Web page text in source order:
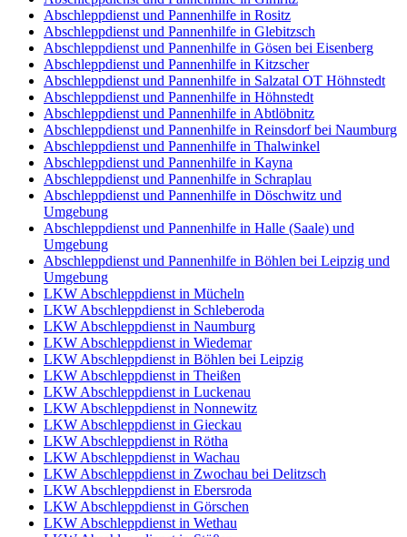
Abschleppdienst und Pannenhilfe in Rositz
Abschleppdienst und Pannenhilfe in Glebitzsch
Abschleppdienst und Pannenhilfe in Gösen bei Eisenberg
Abschleppdienst und Pannenhilfe in Kitzscher
Abschleppdienst und Pannenhilfe in Salzatal OT Höhnstedt
Abschleppdienst und Pannenhilfe in Höhnstedt
Abschleppdienst und Pannenhilfe in Abtlöbnitz
Abschleppdienst und Pannenhilfe in Reinsdorf bei Naumburg
Abschleppdienst und Pannenhilfe in Thalwinkel
Abschleppdienst und Pannenhilfe in Kayna
Abschleppdienst und Pannenhilfe in Schraplau
Abschleppdienst und Pannenhilfe in Döschwitz und
Umgebung
Abschleppdienst und Pannenhilfe in Halle (Saale) und
Umgebung
Abschleppdienst und Pannenhilfe in Böhlen bei Leipzig und
Umgebung
LKW Abschleppdienst in Mücheln
LKW Abschleppdienst in Schleberoda
LKW Abschleppdienst in Naumburg
LKW Abschleppdienst in Wiedemar
LKW Abschleppdienst in Böhlen bei Leipzig
LKW Abschleppdienst in Theißen
LKW Abschleppdienst in Luckenau
LKW Abschleppdienst in Nonnewitz
LKW Abschleppdienst in Gieckau
LKW Abschleppdienst in Rötha
LKW Abschleppdienst in Wachau
LKW Abschleppdienst in Zwochau bei Delitzsch
LKW Abschleppdienst in Ebersroda
LKW Abschleppdienst in Görschen
LKW Abschleppdienst in Wethau